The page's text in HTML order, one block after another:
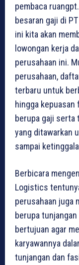
pembaca
besaran gaji di
ini kita akan
lowongan kerja
perusahaan ini.
perusahaan,
terbaru untuk
hingga kepuasan
berupa gaji serta
yang ditawarkan
sampai
Berbicara
Logistics
perusahaan juga
berupa
bertujuan agar
karyawannya
tunjangan dan